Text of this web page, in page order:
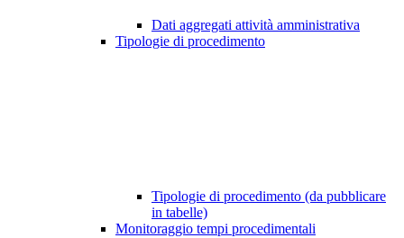
Dati aggregati attività amministrativa
Tipologie di procedimento
Tipologie di procedimento (da pubblicare
in tabelle)
Monitoraggio tempi procedimentali